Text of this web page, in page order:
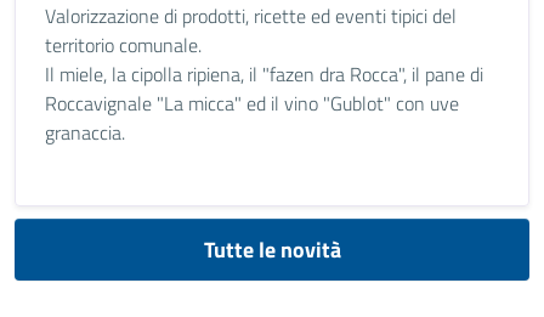
Valorizzazione di prodotti, ricette ed eventi tipici del
territorio comunale.
Il miele, la cipolla ripiena, il "fazen dra Rocca", il pane di
Roccavignale "La micca" ed il vino "Gublot" con uve
granaccia.
Tutte le novità